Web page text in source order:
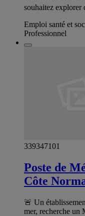
souhaitez explorer
Emploi santé et
Professionnel
339347101
Poste de
Côte
🚨 Un
mer, recherche un